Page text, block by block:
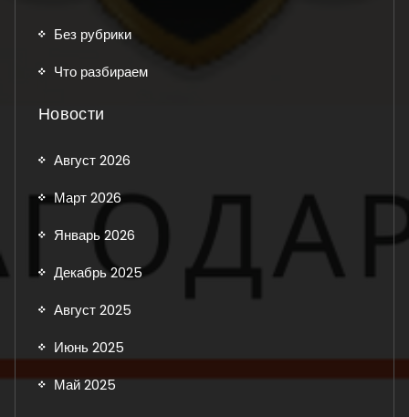
Без рубрики
Что разбираем
Новости
Август 2026
Март 2026
Январь 2026
Декабрь 2025
Август 2025
Июнь 2025
Май 2025